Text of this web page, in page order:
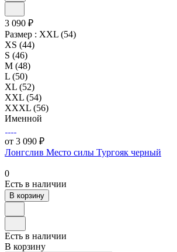
3 090 ₽
Размер : XXL (54)
XS (44)
S (46)
M (48)
L (50)
XL (52)
XXL (54)
XXXL (56)
Именной
от 3 090 ₽
Лонгслив Место силы Тургояк черный
0
Есть в наличии
В корзину
Есть в наличии
В корзину